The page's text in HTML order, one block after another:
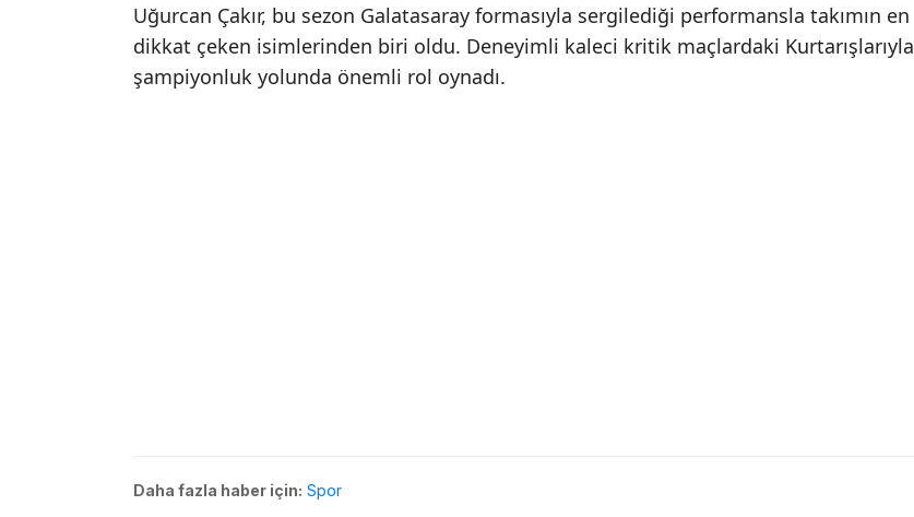
Uğurcan Çakır, bu sezon Galatasaray formasıyla sergilediği performansla takımın en
dikkat çeken isimlerinden biri oldu. Deneyimli kaleci kritik maçlardaki Kurtarışlarıyla
şampiyonluk yolunda önemli rol oynadı.
Daha fazla haber için: Spor